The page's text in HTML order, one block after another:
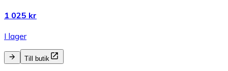
1 025 kr
I lager
Till butik